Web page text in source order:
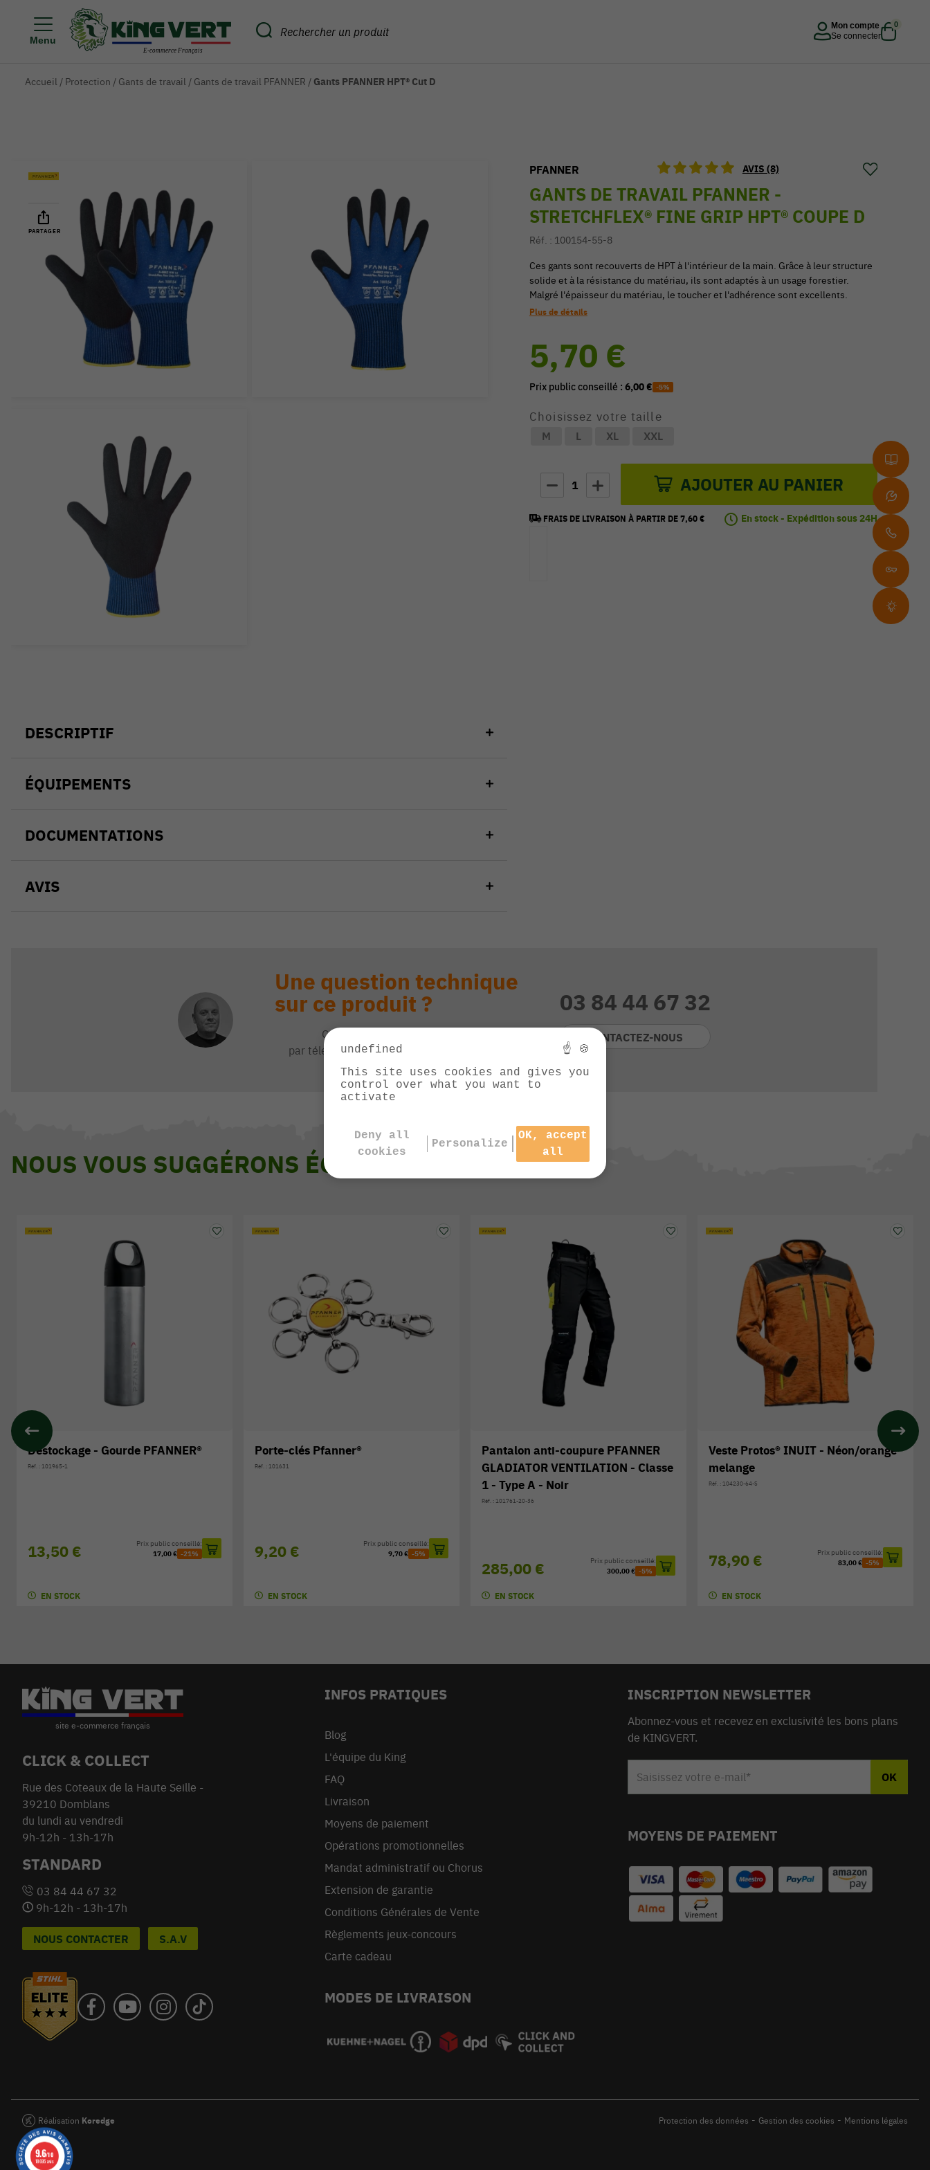
Menu
Mon compte
Se connecter
0
Accueil / Protection / Gants de travail / Gants de travail PFANNER / Gants PFANNER HPT® Cut D
PARTAGER
DESCRIPTIF
ÉQUIPEMENTS
DOCUMENTATIONS
AVIS
PFANNER AVIS (8)
GANTS DE TRAVAIL PFANNER -
STRETCHFLEX® FINE GRIP HPT® COUPE D
Réf. : 100154-55-8
Ces gants sont recouverts de HPT à l'intérieur de la main. Grâce à leur structure
solide et à la résistance du matériau, ils sont adaptés à un usage forestier.
Malgré l'épaisseur du matériau, le toucher et l'adhérence sont excellents.
Plus de détails
5,70 €
Prix public conseillé : 6,00 € -5%
Choisissez votre taille
M L XL XXL
1 AJOUTER AU PANIER
FRAIS DE LIVRAISON À PARTIR DE 7,60 € En stock - Expédition sous 24H
Une question technique
sur ce produit ?
Contactez notre service client
par téléphone de 9h à 13h et de 14h à 17h
03 84 44 67 32
CONTACTEZ-NOUS
NOUS VOUS SUGGÉRONS ÉGALEMENT
Destockage - Gourde PFANNER®
Réf. : 101965-1
13,50 €
Prix public conseillé:
17,00 € -21%
EN STOCK
Porte-clés Pfanner®
Réf. : 101631
9,20 €
Prix public conseillé:
9,70 € -5%
EN STOCK
Pantalon anti-coupure PFANNER
GLADIATOR VENTILATION - Classe
1 - Type A - Noir
Réf. : 101761-20-36
285,00 €
Prix public conseillé:
300,00 € -5%
EN STOCK
Veste Protos® INUIT - Néon/orange
melange
Réf. : 104230-64-S
78,90 €
Prix public conseillé:
83,00 € -5%
EN STOCK
CLICK & COLLECT
Rue des Coteaux de la Haute Seille -
39210 Domblans
du lundi au vendredi
9h-12h - 13h-17h
STANDARD
03 84 44 67 32
9h-12h - 13h-17h
NOUS CONTACTER S.A.V
INFOS PRATIQUES
Blog
L'équipe du King
FAQ
Livraison
Moyens de paiement
Opérations promotionnelles
Mandat administratif ou Chorus
Extension de garantie
Conditions Générales de Vente
Règlements jeux-concours
Carte cadeau
MODES DE LIVRAISON
INSCRIPTION NEWSLETTER
Abonnez-vous et recevez en exclusivité les bons plans
de KINGVERT.
MOYENS DE PAIEMENT
Réalisation Koredge Protection des données - Gestion des cookies - Mentions légales
9.6/10
18695 avis
undefined
☝ 🍪
This site uses cookies and gives you
control over what you want to
activate
Deny all
cookies
Personalize
OK, accept
all